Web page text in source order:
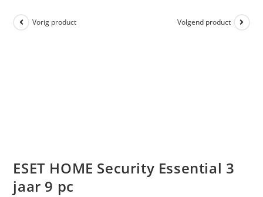
Vorig product Volgend product
ESET HOME Security Essential 3
jaar 9 pc